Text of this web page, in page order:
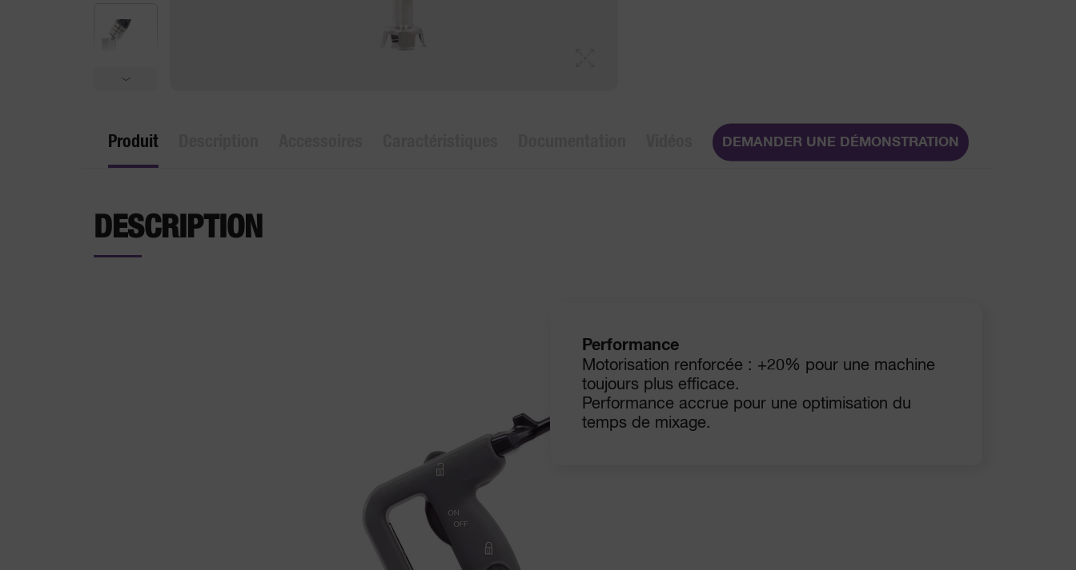
Produit DEMANDER UNE DÉMONSTRATION
DESCRIPTION
Performance
Motorisation renforcée : +20% pour une machine
toujours plus efficace.
Performance accrue pour une optimisation du
temps de mixage.